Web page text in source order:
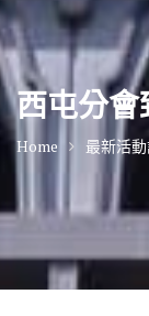
西屯分
Home 最新活